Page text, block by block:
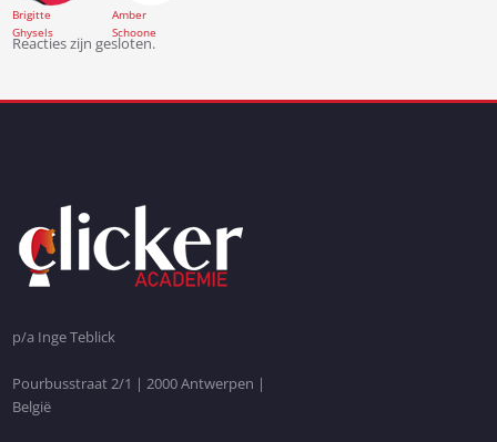
Brigitte
Ghysels
Amber
Schoone
Bericht
navigatie
Reacties zijn gesloten.
p/a Inge Teblick
Pourbusstraat 2/1 | 2000 Antwerpen |
België